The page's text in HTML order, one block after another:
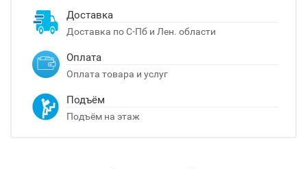
Доставка
Доставка по С-Пб и Лен. области
Оплата
Оплата товара и услуг
Подъём
Подъём на этаж